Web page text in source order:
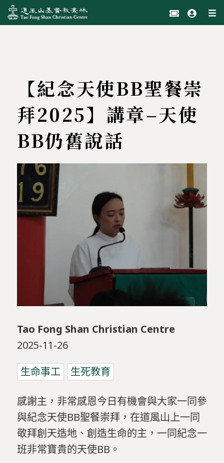
【紀念天使BB聖餐崇
拜2025】講章–天使
BB仍舊說話
Tao Fong Shan Christian Centre
2025-11-26
生命事工
生死教育
感謝主，非常感恩今日有機會與大家一同參
與紀念天使BB聖餐崇拜，在道風山上一同
敬拜創天造地、創造生命的主，一同紀念一
班非常寶貴的天使BB。